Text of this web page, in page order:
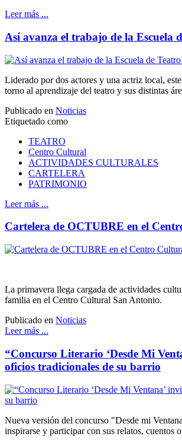
Leer más ...
Así avanza el trabajo de la Escuela
Liderado por dos actores y una actriz local,
torno al aprendizaje del teatro y sus distintas
Publicado en Noticias
Etiquetado como
TEATRO
Centro Cultural
ACTIVIDADES CULTURALES
CARTELERA
PATRIMONIO
Leer más ...
Cartelera de OCTUBRE en el
La primavera llega cargada de actividades
familia en el Centro Cultural San Antonio.
Publicado en Noticias
Leer más ...
“Concurso Literario ‘Desde Mi
oficios tradicionales de su barrio
Nueva versión del concurso "Desde mi
inspirarse y participar con sus relatos, cuentos